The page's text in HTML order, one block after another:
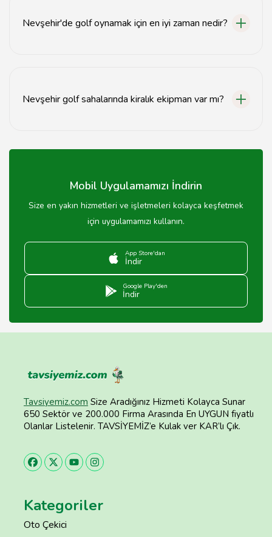
Nevşehir'de golf oynamak için en iyi zaman nedir?
Nevşehir golf sahalarında kiralık ekipman var mı?
kiralanabilmektedir.
Mobil Uygulamamızı İndirin
Size en yakın hizmetleri ve işletmeleri kolayca keşfetmek
için uygulamamızı kullanın.
App Store'dan
İndir
Google Play'den
İndir
Tavsiyemiz.com Size Aradığınız Hizmeti Kolayca Sunar
650 Sektör ve 200.000 Firma Arasında En UYGUN fiyatlı
Olanlar Listelenir. TAVSİYEMİZ’e Kulak ver KAR’lı Çık.
Kategoriler
Oto Çekici